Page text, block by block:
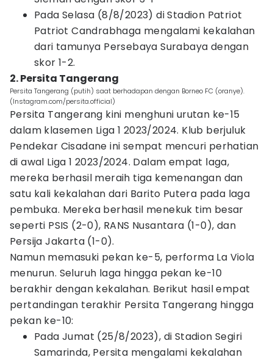
Pada Selasa (8/8/2023) di Stadion Patriot
Patriot Candrabhaga mengalami kekalahan
dari tamunya Persebaya Surabaya dengan
skor 1-2.
2. Persita Tangerang
Persita Tangerang (putih) saat berhadapan dengan Borneo FC (oranye).
(Instagram.com/persita.official)
Persita Tangerang kini menghuni urutan ke-15
dalam klasemen Liga 1 2023/2024. Klub berjuluk
Pendekar Cisadane ini sempat mencuri perhatian
di awal Liga 1 2023/2024. Dalam empat laga,
mereka berhasil meraih tiga kemenangan dan
satu kali kekalahan dari Barito Putera pada laga
pembuka. Mereka berhasil menekuk tim besar
seperti PSIS (2-0), RANS Nusantara (1-0), dan
Persija Jakarta (1-0).
Namun memasuki pekan ke-5, performa La Viola
menurun. Seluruh laga hingga pekan ke-10
berakhir dengan kekalahan. Berikut hasil empat
pertandingan terakhir Persita Tangerang hingga
pekan ke-10:
Pada Jumat (25/8/2023), di Stadion Segiri
Samarinda, Persita mengalami kekalahan